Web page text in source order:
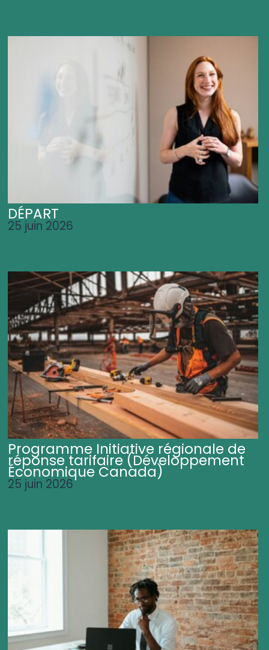
DÉPART
25 juin 2026
Programme Initiative régionale de
réponse tarifaire (Développement
Économique Canada)
25 juin 2026